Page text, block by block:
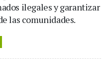
ilegales y garantizar
las comunidades.